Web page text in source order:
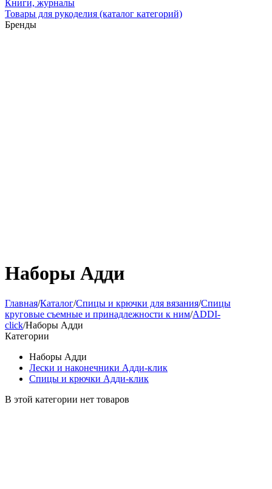
Книги, журналы
Товары для рукоделия (каталог категорий)
Бренды
Наборы Адди
Главная/Каталог/Спицы и крючки для вязания/Спицы
круговые съемные и принадлежности к ним/ADDI-
click/Наборы Адди
Категории
Наборы Адди
Лески и наконечники Адди-клик
Спицы и крючки Адди-клик
В этой категории нет товаров